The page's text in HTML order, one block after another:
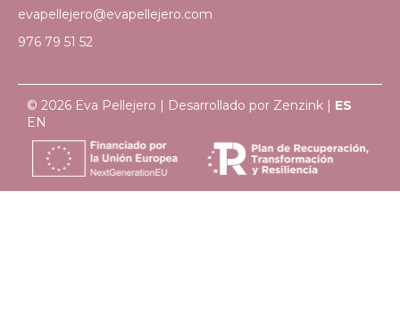
evapellejero@evapellejero.com
976 79 51 52
© 2026 Eva Pellejero | Desarrollado por Zenzink | ES
EN